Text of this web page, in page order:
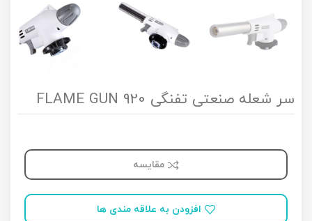
سر شعله صنعتی تفنگی FLAME GUN 920
مقایسه
افزودن به علاقه مندی ها